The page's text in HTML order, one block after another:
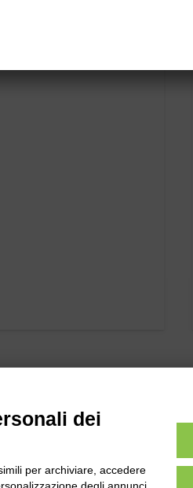
dei
per archiviare, accedere